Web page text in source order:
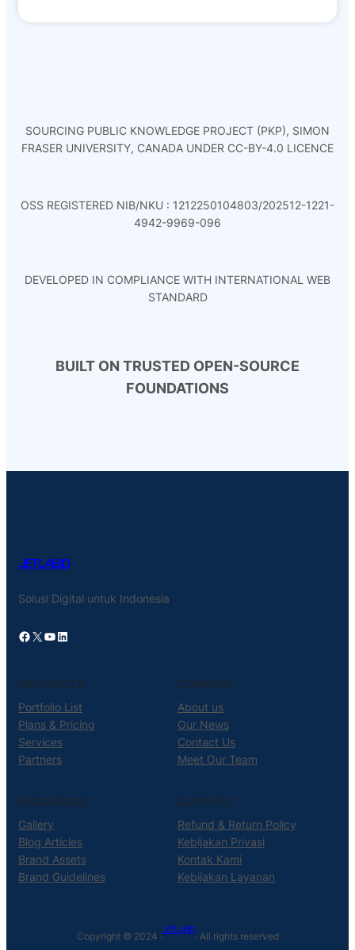
SOURCING PUBLIC KNOWLEDGE PROJECT (PKP), SIMON
FRASER UNIVERSITY, CANADA UNDER CC-BY-4.0 LICENCE
OSS REGISTERED NIB/NKU : 1212250104803/202512-1221-
4942-9969-096
DEVELOPED IN COMPLIANCE WITH INTERNATIONAL WEB
STANDARD
BUILT ON TRUSTED OPEN-SOURCE
FOUNDATIONS
JETLAB.ID
Solusi Digital untuk Indonesia
Facebook X YouTube LinkedIn
PRODUCTS
Portfolio List
Plans & Pricing
Services
Partners
COMPANY
About us
Our News
Contact Us
Meet Our Team
RESOURCES
Gallery
Blog Articles
Brand Assets
Brand Guidelines
SUPPORT
Refund & Return Policy
Kebijakan Privasi
Kontak Kami
Kebijakan Layanan
Copyright © 2024 ·
JETLAB.ID
· All rights reserved